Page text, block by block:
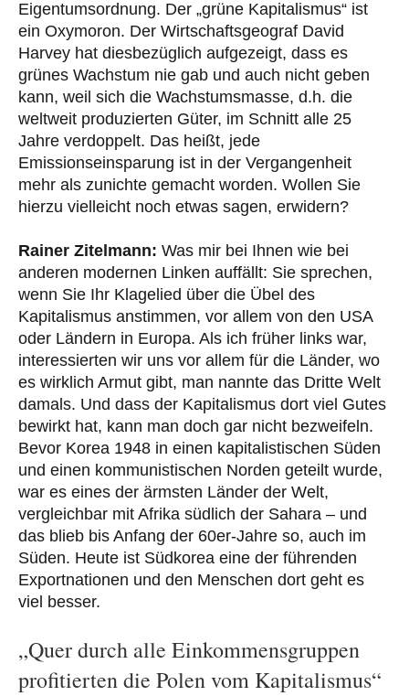
Eigentumsordnung. Der „grüne Kapitalismus“ ist
ein Oxymoron. Der Wirtschaftsgeograf David
Harvey hat diesbezüglich aufgezeigt, dass es
grünes Wachstum nie gab und auch nicht geben
kann, weil sich die Wachstumsmasse, d.h. die
weltweit produzierten Güter, im Schnitt alle 25
Jahre verdoppelt. Das heißt, jede
Emissionseinsparung ist in der Vergangenheit
mehr als zunichte gemacht worden. Wollen Sie
hierzu vielleicht noch etwas sagen, erwidern?
Rainer Zitelmann: Was mir bei Ihnen wie bei
anderen modernen Linken auffällt: Sie sprechen,
wenn Sie Ihr Klagelied über die Übel des
Kapitalismus anstimmen, vor allem von den USA
oder Ländern in Europa. Als ich früher links war,
interessierten wir uns vor allem für die Länder, wo
es wirklich Armut gibt, man nannte das Dritte Welt
damals. Und dass der Kapitalismus dort viel Gutes
bewirkt hat, kann man doch gar nicht bezweifeln.
Bevor Korea 1948 in einen kapitalistischen Süden
und einen kommunistischen Norden geteilt wurde,
war es eines der ärmsten Länder der Welt,
vergleichbar mit Afrika südlich der Sahara – und
das blieb bis Anfang der 60er-Jahre so, auch im
Süden. Heute ist Südkorea eine der führenden
Exportnationen und den Menschen dort geht es
viel besser.
„Quer durch alle Einkommensgruppen
profitierten die Polen vom Kapitalismus“